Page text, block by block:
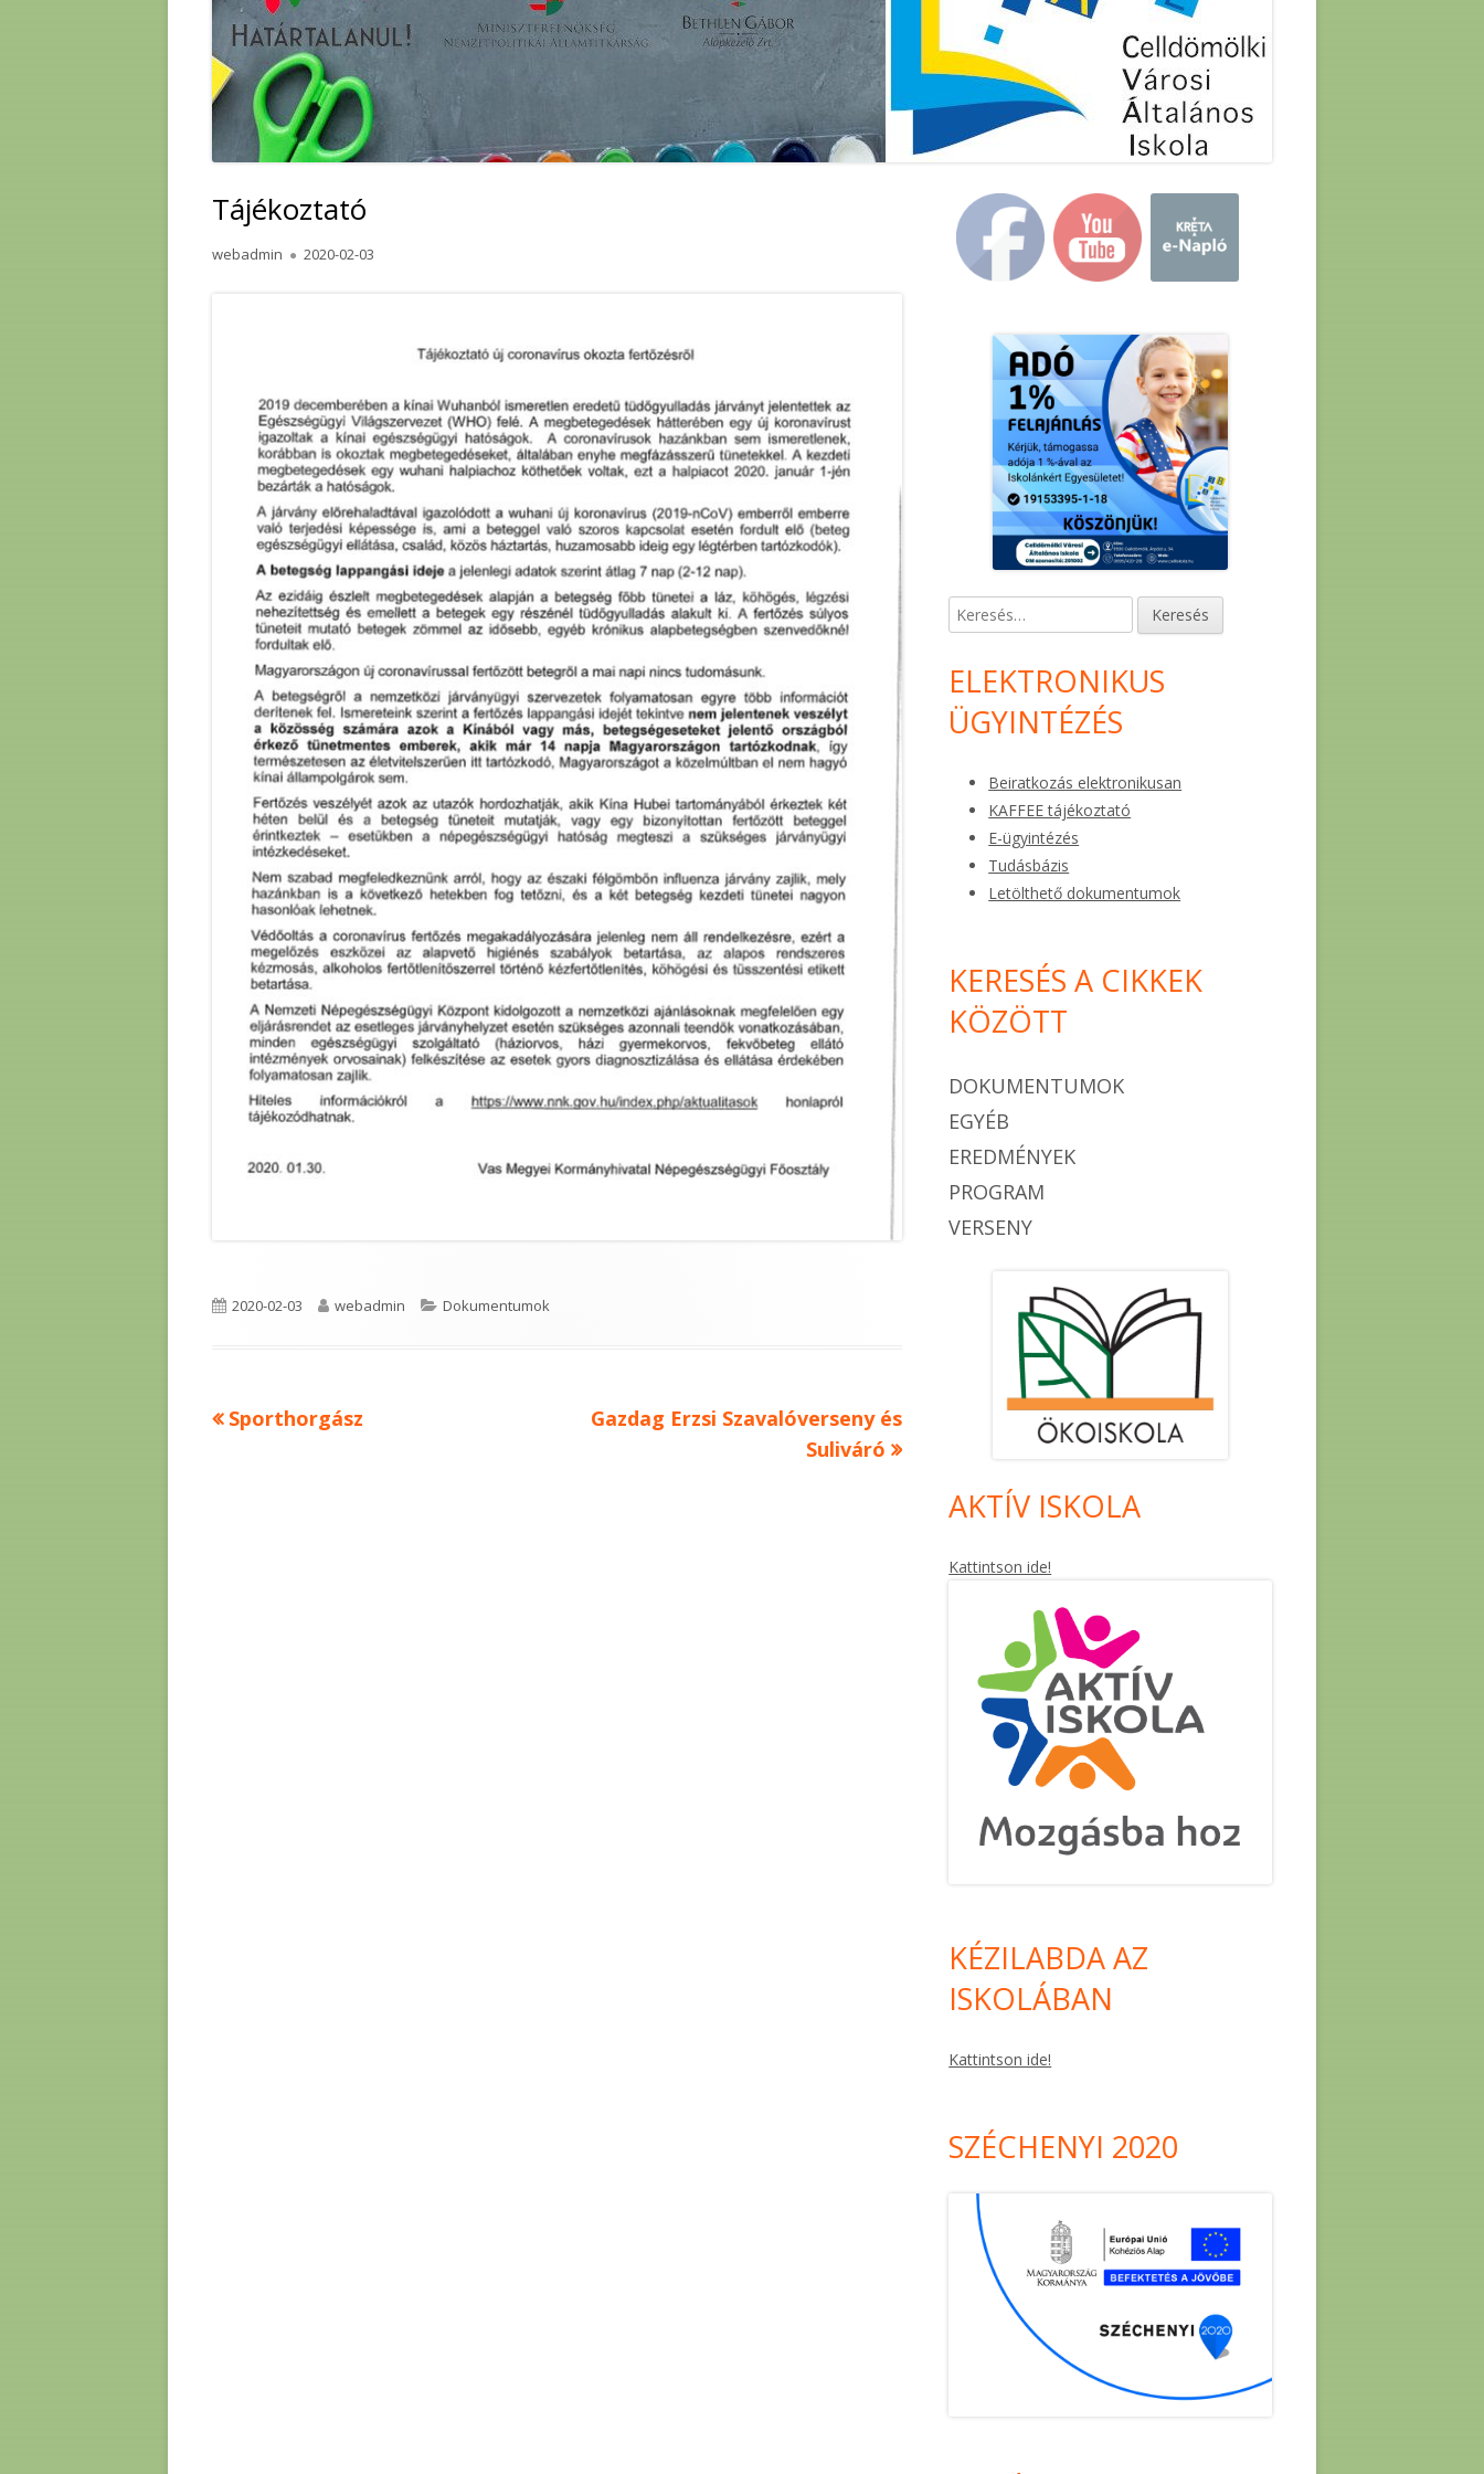
KÖZZÉTÉTEL
PEDAGÓGIAI PROGRAM
Tájékoztató
Author
webadmin
Published
2020-02-03
Published
2020-02-03 Author
webadmin Categories
Dokumentumok
Bejegyzés
Previous
Sporthorgász
Next
Gazdag Erzsi Szavalóverseny és
Suliváró
Main
Sidebar
Keresés:
ELEKTRONIKUS
ÜGYINTÉZÉS
Beiratkozás elektronikusan
KAFFEE tájékoztató
E-ügyintézés
Tudásbázis
Letölthető dokumentumok
KERESÉS A CIKKEK
KÖZÖTT
DOKUMENTUMOK
EGYÉB
EREDMÉNYEK
PROGRAM
VERSENY
AKTÍV ISKOLA
Kattintson ide!
KÉZILABDA AZ
ISKOLÁBAN
Kattintson ide!
SZÉCHENYI 2020